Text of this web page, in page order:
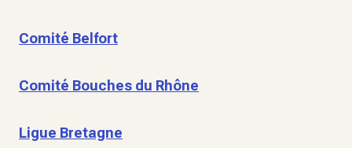
Comité Belfort
Comité Bouches du Rhône
Ligue Bretagne